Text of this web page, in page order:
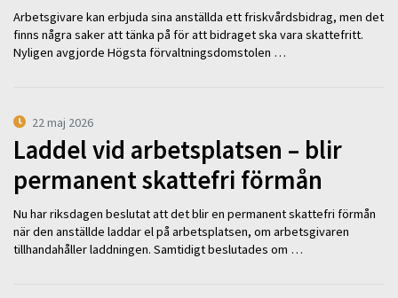
Arbetsgivare kan erbjuda sina anställda ett friskvårdsbidrag, men det
finns några saker att tänka på för att bidraget ska vara skattefritt.
Nyligen avgjorde Högsta förvaltningsdomstolen …
22 maj 2026
Laddel vid arbetsplatsen – blir
permanent skattefri förmån
Nu har riksdagen beslutat att det blir en permanent skattefri förmån
när den anställde laddar el på arbetsplatsen, om arbetsgivaren
tillhandahåller laddningen. Samtidigt beslutades om …